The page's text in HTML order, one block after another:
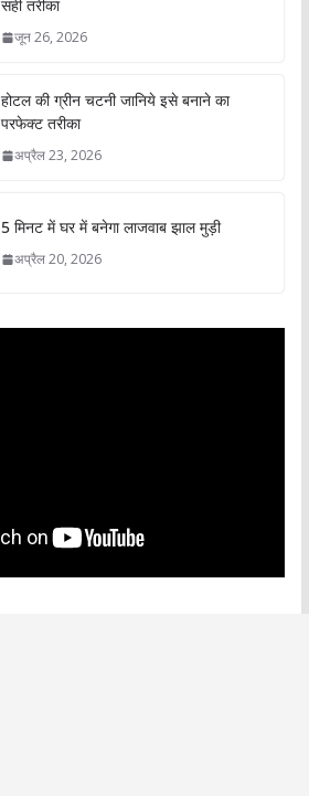
सही तरीका
जून 26, 2026
होटल की ग्रीन चटनी जानिये इसे बनाने का
परफेक्ट तरीका
अप्रैल 23, 2026
5 मिनट में घर में बनेगा लाजवाब झाल मुड़ी
अप्रैल 20, 2026